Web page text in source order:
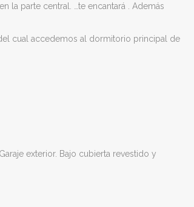
la parte central. …te encantará . Además
cual accedemos al dormitorio principal de
exterior. Bajo cubierta revestido y